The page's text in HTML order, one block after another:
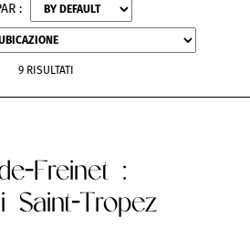
:
9 RISULTATI
Freinet :
Saint-Tropez